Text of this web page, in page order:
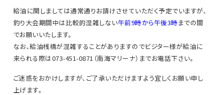
給油に関しましては通常通りお請けさせていただく予定でいますが、
釣り大会期間中は比較的混雑しない午前9時から午後3時までの間
でお願いいたします。
なお、給油桟橋が混雑することがありますのでビジター様が給油に
来られる際は073-451-0871（南海マリーナ）までお電話下さい。
ご迷惑をおかけしますが、ご了承いただけますよう宜しくお願い申し
上げます。